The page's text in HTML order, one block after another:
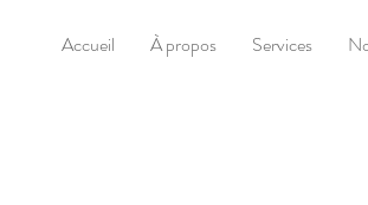
Accueil À propos Services